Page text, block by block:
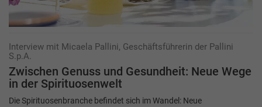
Interview mit Micaela Pallini, Geschäftsführerin der Pallini
S.p.A.
Zwischen Genuss und Gesundheit: Neue Wege
in der Spirituosenwelt
Die Spirituosenbranche befindet sich im Wandel: Neue